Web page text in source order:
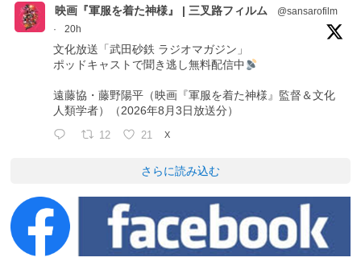
映画『軍服を着た神様』 | 三叉路フィルム
@sansarofilm
·
20h
文化放送「武田砂鉄 ラジオマガジン」
ポッドキャストで聞き逃し無料配信中
遠藤協・藤野陽平（映画『軍服を着た神様』監督＆文化
人類学者）（2026年8月3日放送分）
12 21 X
さらに読み込む